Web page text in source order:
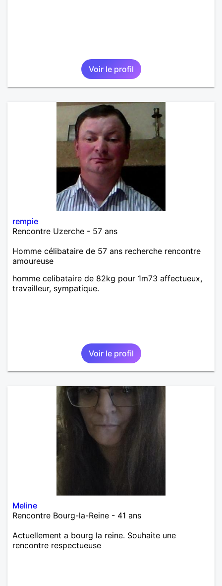
Voir le profil
rempie
Rencontre Uzerche - 57 ans
Homme célibataire de 57 ans recherche rencontre
amoureuse
homme celibataire de 82kg pour 1m73 affectueux,
travailleur, sympatique.
Voir le profil
Meline
Rencontre Bourg-la-Reine - 41 ans
Actuellement a bourg la reine. Souhaite une
rencontre respectueuse